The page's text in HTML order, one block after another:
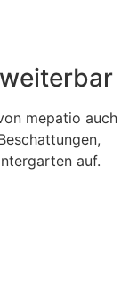
mepatio auch
auf.